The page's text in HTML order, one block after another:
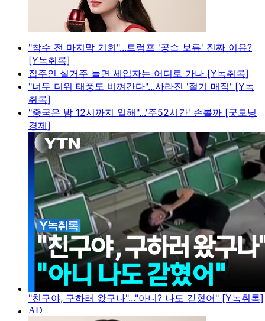
"참수 전 마지막 기회"...트럼프 '공습 보류' 진짜 이유?
[Y녹취록]
집주인 실거주 늘면 세입자는 어디로 가나 [Y녹취록]
"너무 더워 태풍도 비껴간다"...사라진 '절기 매직' [Y녹
취록]
"중국은 밤 12시까지 일해"...'주52시간' 손볼까 [굿모닝
경제]
"친구야, 구하러 왔구나"..."아니? 나도 갇혔어" [Y녹취록]